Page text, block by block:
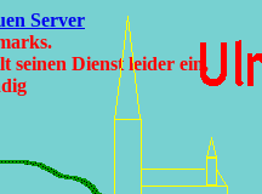
Server
seinen Dienst leider ein,